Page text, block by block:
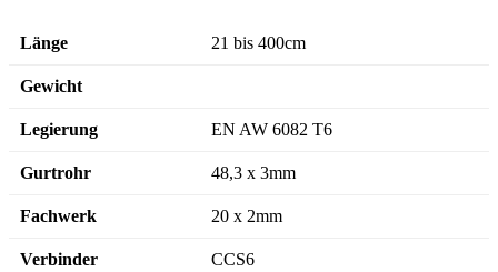
Länge 21 bis 400cm
Gewicht
Legierung EN AW 6082 T6
Gurtrohr 48,3 x 3mm
Fachwerk 20 x 2mm
Verbinder CCS6